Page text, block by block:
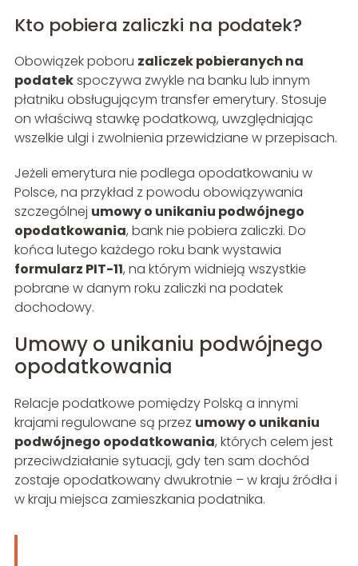
Kto pobiera zaliczki na podatek?
Obowiązek poboru zaliczek pobieranych na
podatekspoczywa zwykle na banku lub innym
płatniku obsługującym transfer emerytury. Stosuje
on właściwą stawkę podatkową, uwzględniając
wszelkie ulgi i zwolnienia przewidziane w przepisach.
Jeżeli emerytura nie podlega opodatkowaniu w
Polsce, na przykład z powodu obowiązywania
szczególnej umowy o unikaniu podwójnego
opodatkowania, bank nie pobiera zaliczki. Do
końca lutego każdego roku bank wystawia
formularz PIT-11, na którym widnieją wszystkie
pobrane w danym roku zaliczki na podatek
dochodowy.
Umowy o unikaniu podwójnego
opodatkowania
Relacje podatkowe pomiędzy Polską a innymi
krajami regulowane są przez umowy o unikaniu
podwójnego opodatkowania, których celem jest
przeciwdziałanie sytuacji, gdy ten sam dochód
zostaje opodatkowany dwukrotnie – w kraju źródła i
w kraju miejsca zamieszkania podatnika.